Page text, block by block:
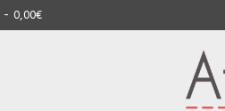
- 0,00€